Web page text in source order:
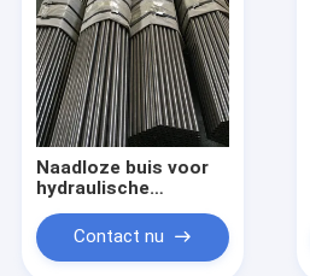
Naadloze buis voor
hydraulische
leidingen
Contact nu